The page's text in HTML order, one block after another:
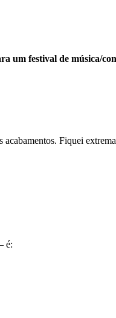
um festival de música/
Fiquei
é: